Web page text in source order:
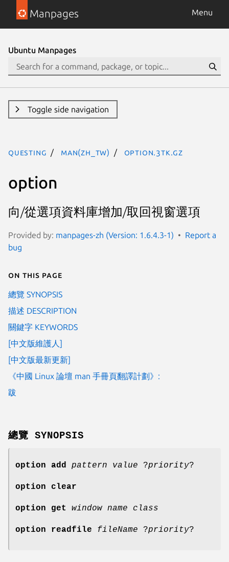
Manpages Menu
Ubuntu Manpages
Toggle side navigation
questing man(zh_TW) option.3tk.gz
option
向/從選項資料庫增加/取回視窗選項
Provided by: manpages-zh (Version: 1.6.4.3-1)
Report a
bug
On this page
總覽 SYNOPSIS
描述 DESCRIPTION
關鍵字 KEYWORDS
[中文版維護人]
[中文版最新更新]
《中國 Linux 論壇 man 手冊頁翻譯計劃》:
跋
總覽 SYNOPSIS
option add pattern value ?priority?
option clear
option get window name class
option readfile fileName ?priority?